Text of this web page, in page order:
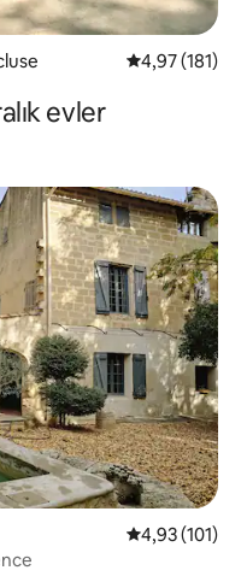
5 üzerinden
4,97 (181)
evler
5 üzerinden
4,93 (101)